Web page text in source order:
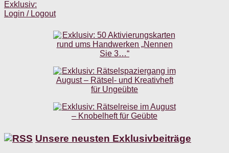
Exklusiv:
Login / Logout
Unsere neusten Exklusivbeiträge